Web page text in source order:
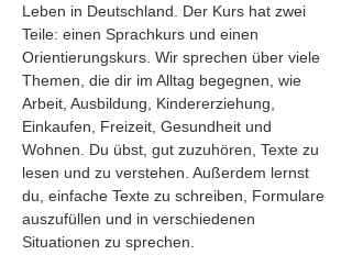
Leben in Deutschland. Der Kurs hat zwei
Teile: einen Sprachkurs und einen
Orientierungskurs. Wir sprechen über viele
Themen, die dir im Alltag begegnen, wie
Arbeit, Ausbildung, Kindererziehung,
Einkaufen, Freizeit, Gesundheit und
Wohnen. Du übst, gut zuzuhören, Texte zu
lesen und zu verstehen. Außerdem lernst
du, einfache Texte zu schreiben, Formulare
auszufüllen und in verschiedenen
Situationen zu sprechen.